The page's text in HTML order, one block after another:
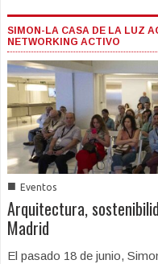
SIMON-LA CASA DE LA LUZ
NETWORKING ACTIVO
■ Eventos
Arquitectura,
Madrid
El pasado 18 de junio,